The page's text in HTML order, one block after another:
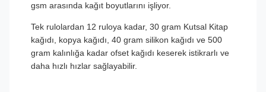
gsm arasında kağıt boyutlarını işliyor.
Tek rulolardan 12 ruloya kadar, 30 gram Kutsal Kitap
kağıdı, kopya kağıdı, 40 gram silikon kağıdı ve 500
gram kalınlığa kadar ofset kağıdı keserek istikrarlı ve
daha hızlı hızlar sağlayabilir.